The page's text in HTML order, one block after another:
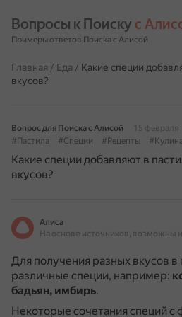
Вопросы к Поиску с
Примеры ответов Поиска с Алисой
Главная / Еда / Какие специи
вкусов?
Вопрос для Поиска с Алисой
15 февраля
#Пастила
#Специи #Рецепты
Какие специи добавляют в
вкусов?
Алиса
Для получения разных вкусов в
различные специи, например:
бадьян, имбирь.
Некоторые сочетания специй с